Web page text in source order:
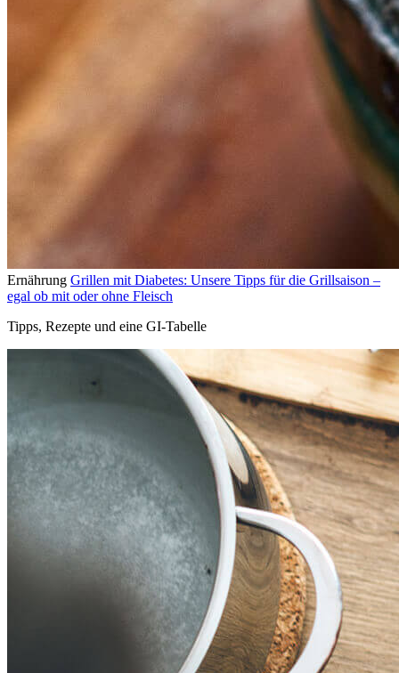
Ernährung Grillen mit Diabetes: Unsere Tipps für die Grillsaison –
egal ob mit oder ohne Fleisch
Tipps, Rezepte und eine GI-Tabelle